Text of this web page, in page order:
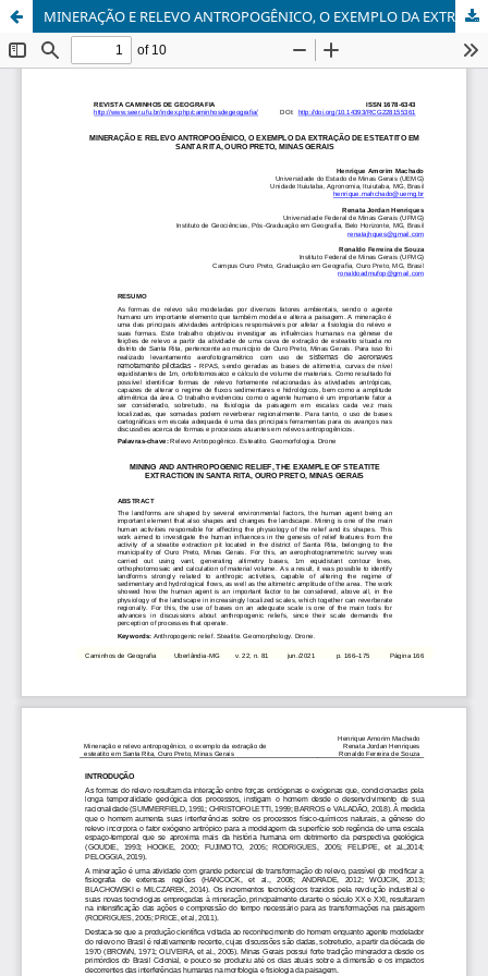
MINERAÇÃO E RELEVO ANTROPOGÊNICO, O EXEMPLO DA EXTRAÇÃO DE ESTEATITO EM SANTA RITA, OURO PRETO, MINAS GERAIS